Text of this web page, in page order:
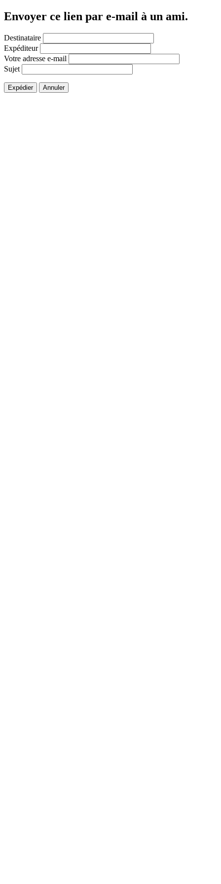
Envoyer ce lien par e-mail à un ami.
Destinataire
Expéditeur
Votre adresse e-mail
Sujet
Expédier Annuler